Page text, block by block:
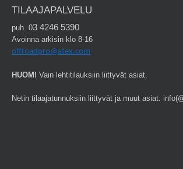
TILAAJAPALVELU
puh. 03 4246 5390
Avoinna arkisin klo 8-16
offroadpro@atex.com
HUOM! Vain lehtitilauksiin liittyvät asiat.
Netin tilaajatunnuksiin liittyvät ja muut asiat: